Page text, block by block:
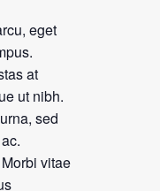
eget
at
ut nibh.
sed
vitae